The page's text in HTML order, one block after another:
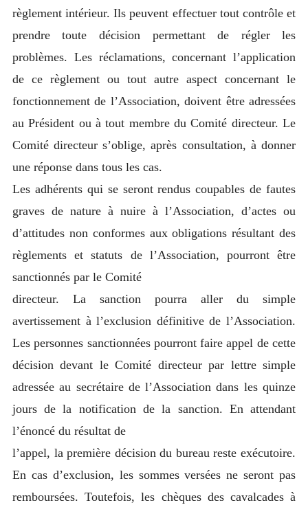
règlement intérieur. Ils peuvent effectuer tout contrôle et
prendre toute décision permettant de régler les
problèmes. Les réclamations, concernant l’application
de ce règlement ou tout autre aspect concernant le
fonctionnement de l’Association, doivent être adressées
au Président ou à tout membre du Comité directeur. Le
Comité directeur s’oblige, après consultation, à donner
une réponse dans tous les cas.
Les adhérents qui se seront rendus coupables de fautes
graves de nature à nuire à l’Association, d’actes ou
d’attitudes non conformes aux obligations résultant des
règlements et statuts de l’Association, pourront être
sanctionnés par le Comité
directeur. La sanction pourra aller du simple
avertissement à l’exclusion définitive de l’Association.
Les personnes sanctionnées pourront faire appel de cette
décision devant le Comité directeur par lettre simple
adressée au secrétaire de l’Association dans les quinze
jours de la notification de la sanction. En attendant
l’énoncé du résultat de
l’appel, la première décision du bureau reste exécutoire.
En cas d’exclusion, les sommes versées ne seront pas
remboursées. Toutefois, les chèques des cavalcades à